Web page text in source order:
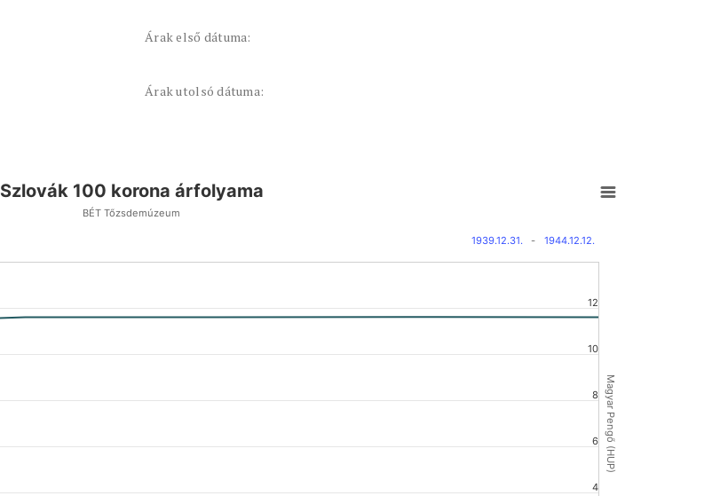
Árak első dátuma:
Árak utolsó dátuma:
Magyar Pengő (HUP)
Szlovák 100 korona árfolyama
BÉT Tőzsdemúzeum
1939.12.31. - 1944.12.12.
4
6
8
10
12